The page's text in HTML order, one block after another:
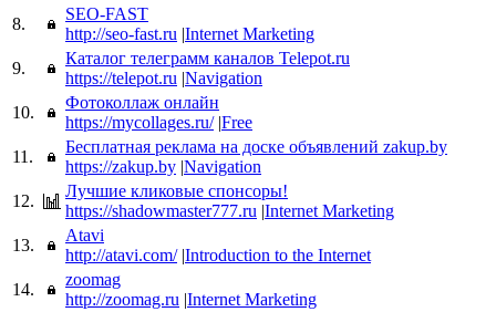
8.
SEO-FAST
http://seo-fast.ru |Internet Marketing
9.
Каталог телеграмм каналов Telepot.ru
https://telepot.ru |Navigation
10.
Фотоколлаж онлайн
https://mycollages.ru/ |Free
11.
Бесплатная реклама на доске объявлений zakup.by
https://zakup.by |Navigation
12.
Лучшие кликовые спонсоры!
https://shadowmaster777.ru |Internet Marketing
13.
Atavi
http://atavi.com/ |Introduction to the Internet
14.
zoomag
http://zoomag.ru |Internet Marketing